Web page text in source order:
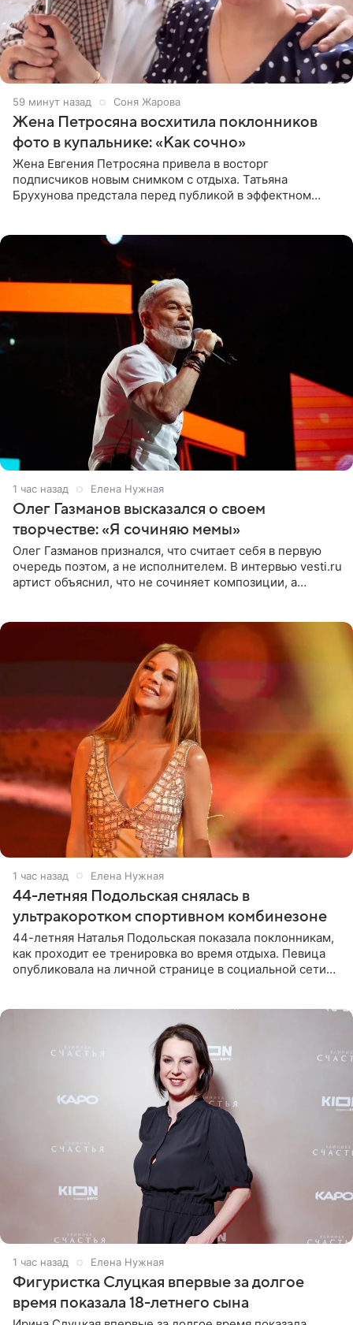
59 минут назад Соня Жарова
Жена Петросяна восхитила поклонников
фото в купальнике: «Как сочно»
Жена Евгения Петросяна привела в восторг
подписчиков новым снимком с отдыха. Татьяна
Брухунова предстала перед публикой в эффектном
1 час назад Елена Нужная
Олег Газманов высказался о своем
творчестве: «Я сочиняю мемы»
Олег Газманов признался, что считает себя в первую
очередь поэтом, а не исполнителем. В интервью vesti.ru
артист объяснил, что не сочиняет композиции, а
1 час назад Елена Нужная
44-летняя Подольская снялась в
ультракоротком спортивном комбинезоне
44-летняя Наталья Подольская показала поклонникам,
как проходит ее тренировка во время отдыха. Певица
опубликовала на личной странице в социальной сети
1 час назад Елена Нужная
Фигуристка Слуцкая впервые за долгое
время показала 18-летнего сына